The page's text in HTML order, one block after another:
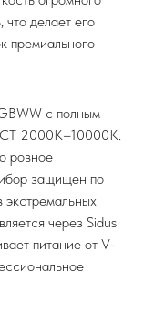
что делает его
премиального
с полным
2000K–10000K.
ровное
защищен по
экстремальных
через Sidus
питание от V-